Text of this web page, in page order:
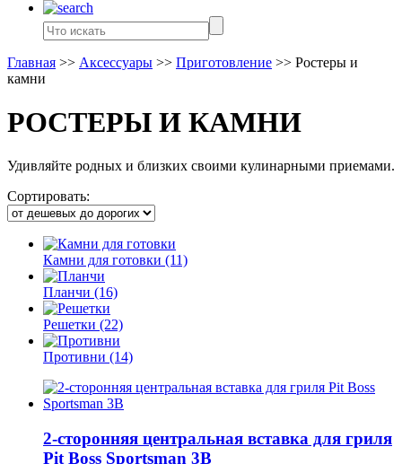
Главная >> Аксессуары >> Приготовление >> Ростеры и
камни
РОСТЕРЫ И КАМНИ
Удивляйте родных и близких своими кулинарными приемами.
Сортировать:
Камни для готовки (11)
Планчи (16)
Решетки (22)
Противни (14)
2-сторонняя центральная вставка для гриля
Pit Boss Sportsman 3B